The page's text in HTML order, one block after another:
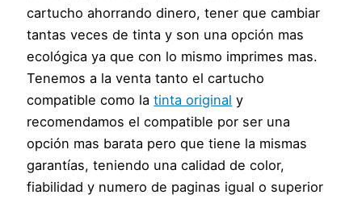
cartucho ahorrando dinero, tener que cambiar
tantas veces de tinta y son una opción mas
ecológica ya que con lo mismo imprimes mas.
Tenemos a la venta tanto el cartucho
compatible como latinta original y
recomendamos el compatible por ser una
opción mas barata pero que tiene la mismas
garantías, teniendo una calidad de color,
fiabilidad y numero de paginas igual o superior